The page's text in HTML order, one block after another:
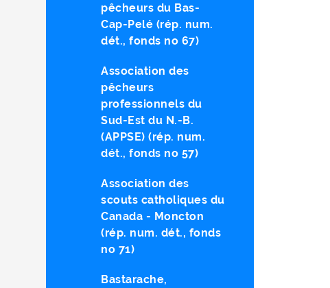
pêcheurs du Bas-
Cap-Pelé (rép. num.
dét., fonds no 67)
Association des
pêcheurs
professionnels du
Sud-Est du N.-B.
(APPSE) (rép. num.
dét., fonds no 57)
Association des
scouts catholiques du
Canada - Moncton
(rép. num. dét., fonds
no 71)
Bastarache,